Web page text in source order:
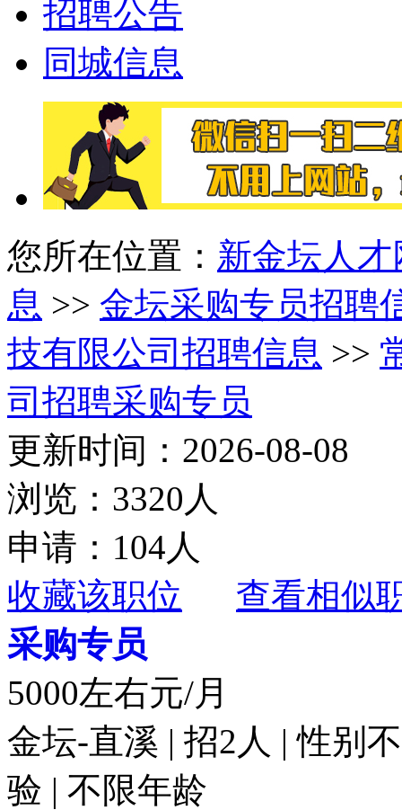
招聘公告
同城信息
您所在位置： 新金坛人才
息 >> 金坛采购专员招聘
技有限公司招聘信息 >>
司招聘采购专员
更新时间：2026-08-08
浏览：3320人
申请：104人
收藏该职位
查看相似
采购专员
5000左右元/月
金坛-直溪 | 招2人 | 性别
验 | 不限年龄